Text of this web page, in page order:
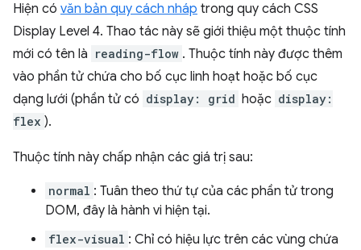
Hiện có văn bản quy cách nháp trong quy cách CSS
Display Level 4. Thao tác này sẽ giới thiệu một thuộc tính
mới có tên là reading-flow . Thuộc tính này được thêm
vào phần tử chứa cho bố cục linh hoạt hoặc bố cục
dạng lưới (phần tử có display: grid hoặc display:
flex ).
Thuộc tính này chấp nhận các giá trị sau:
normal : Tuân theo thứ tự của các phần tử trong
DOM, đây là hành vi hiện tại.
flex-visual : Chỉ có hiệu lực trên các vùng chứa